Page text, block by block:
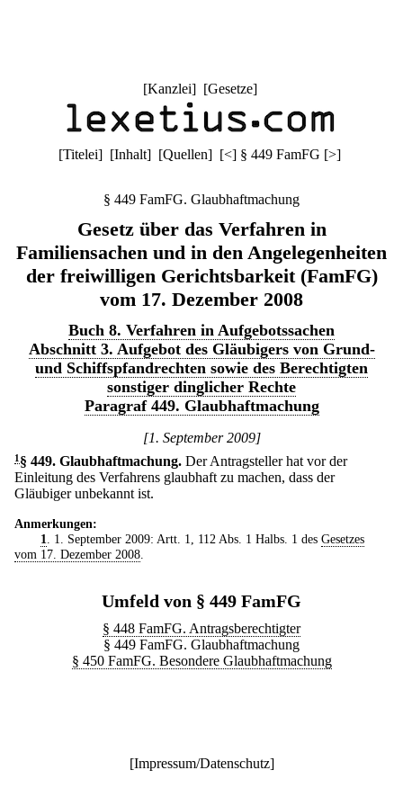
[Kanzlei] [Gesetze]
[Titelei] [Inhalt] [Quellen] [<] § 449 FamFG [>]
§ 449 FamFG. Glaubhaftmachung
Gesetz über das Verfahren in
Familiensachen und in den Angelegenheiten
der freiwilligen Gerichtsbarkeit (FamFG)
vom 17. Dezember 2008
Buch 8. Verfahren in Aufgebotssachen
Abschnitt 3. Aufgebot des Gläubigers von Grund-
und Schiffspfandrechten sowie des Berechtigten
sonstiger dinglicher Rechte
Paragraf 449. Glaubhaftmachung
[1. September 2009]
1 § 449. Glaubhaftmachung. Der Antragsteller hat vor der
Einleitung des Verfahrens glaubhaft zu machen, dass der
Gläubiger unbekannt ist.
Anmerkungen:
1
. 1. September 2009: Artt. 1, 112 Abs. 1 Halbs. 1 des Gesetzes
vom 17. Dezember 2008
Umfeld von § 449 FamFG
§ 448 FamFG. Antragsberechtigter
§ 449 FamFG. Glaubhaftmachung
§ 450 FamFG. Besondere Glaubhaftmachung
[Impressum/Datenschutz]